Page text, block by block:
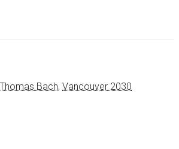
Thomas Bach, Vancouver 2030